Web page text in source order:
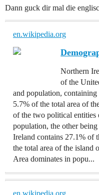
Dann guck dir mal die
en.wikipedia.org
Northern
of the
and population,
5.7% of the total area of
of the two political entities
population, the other
Ireland contains 27.1% of
the total area of the island
Area dominates in popu...
en.wikipedia.org